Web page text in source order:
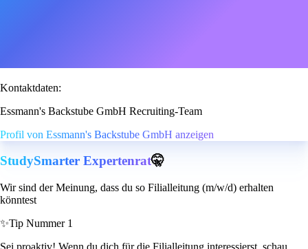
Kontaktdaten:
Essmann's Backstube GmbH Recruiting-Team
Profil von Essmann's Backstube GmbH anzeigen
StudySmarter Expertenrat🤫
Wir sind der Meinung, dass du so Filialleitung (m/w/d) erhalten
könntest
✨Tip Nummer 1